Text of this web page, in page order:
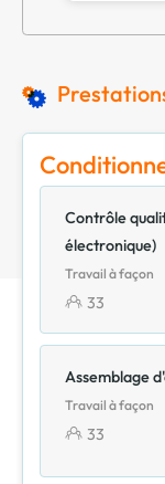
Contrôle
électronique)
Travail à façon
33
Assemblage
Travail à façon
33